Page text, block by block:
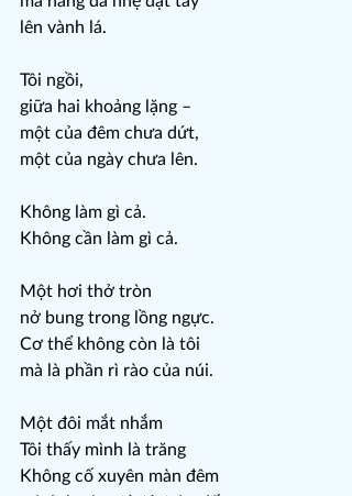
lên vành lá.
Tôi ngồi,
giữa hai khoảng lặng –
một của đêm chưa dứt,
một của ngày chưa lên.
Không làm gì cả.
Không cần làm gì cả.
Một hơi thở tròn
nở bung trong lồng ngực.
Cơ thể không còn là tôi
mà là phần rì rào của núi.
Một đôi mắt nhắm
Tôi thấy mình là trăng
Không cố xuyên màn đêm